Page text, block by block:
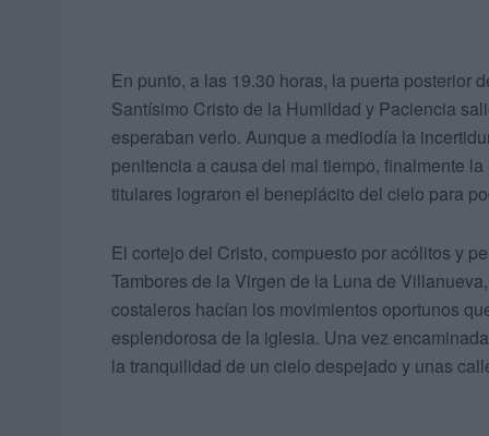
En punto, a las 19.30 horas, la puerta posterior
Santísimo Cristo de la Humildad y Paciencia
esperaban verlo. Aunque a mediodía la
penitencia a causa del mal tiempo, finalmente
titulares lograron el beneplácito del cielo para
El cortejo del Cristo, compuesto por acólitos y
Tambores de la Virgen de la Luna de
costaleros hacían los movimientos oportunos
esplendorosa de la iglesia. Una vez
la tranquilidad de un cielo despejado y unas